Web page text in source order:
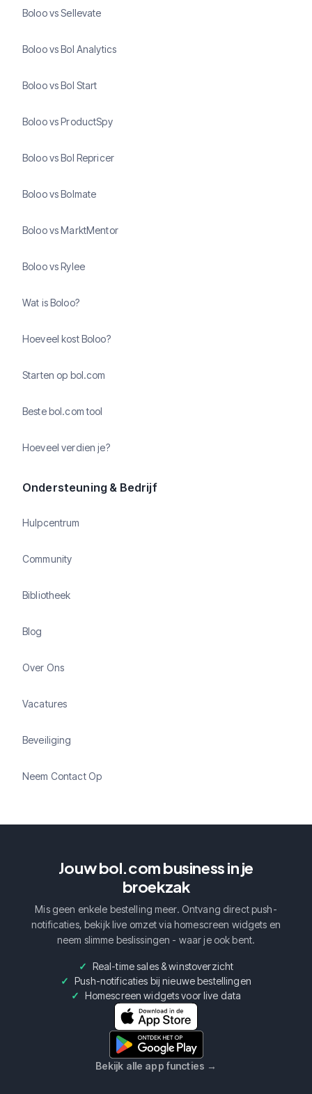
Boloo vs Sellevate
Boloo vs Bol Analytics
Boloo vs Bol Start
Boloo vs ProductSpy
Boloo vs Bol Repricer
Boloo vs Bolmate
Boloo vs MarktMentor
Boloo vs Rylee
Wat is Boloo?
Hoeveel kost Boloo?
Starten op bol.com
Beste bol.com tool
Hoeveel verdien je?
Ondersteuning & Bedrijf
Hulpcentrum
Community
Bibliotheek
Blog
Over Ons
Vacatures
Beveiliging
Neem Contact Op
Jouw bol.com business in je
broekzak
Mis geen enkele bestelling meer. Ontvang direct push-
notificaties, bekijk live omzet via homescreen widgets en
neem slimme beslissingen - waar je ook bent.
Real-time sales & winstoverzicht
Push-notificaties bij nieuwe bestellingen
Homescreen widgets voor live data
Bekijk alle app functies →